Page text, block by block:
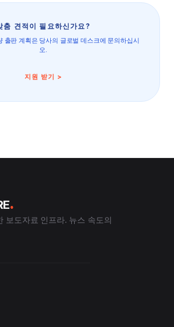
춤 견적이 필요하신가요?
출판 계획은 당사의 글로벌 데스크에 문의하십시
오.
지원 받기 >
.
보도자료 인프라. 뉴스 속도의